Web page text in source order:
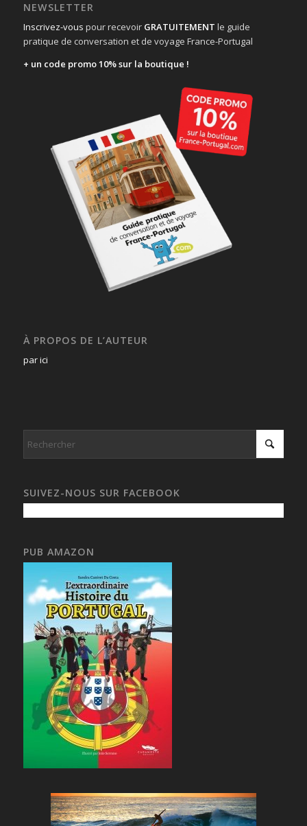
NEWSLETTER
Inscrivez-vous pour recevoir GRATUITEMENT le guide
pratique de conversation et de voyage France-Portugal
+ un code promo 10% sur la boutique !
À PROPOS DE L’AUTEUR
par ici
SUIVEZ-NOUS SUR FACEBOOK
PUB AMAZON